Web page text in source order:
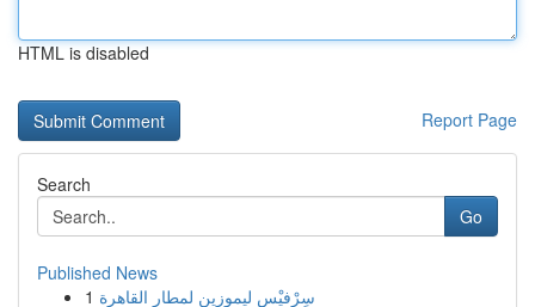
HTML is disabled
Report Page
Search
Go
Published News
1 سِرْفيْس ليموزين لمطار القاهرة